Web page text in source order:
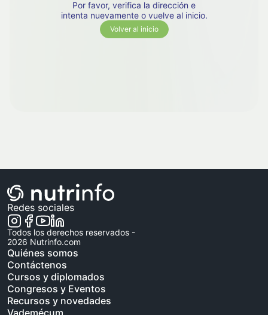
Por favor, verifica la dirección e
intenta nuevamente o vuelve al inicio.
Volver al inicio
Redes sociales
Todos los derechos reservados -
2026 Nutrinfo.com
Quiénes somos
Contáctenos
Cursos y diplomados
Congresos y Eventos
Recursos y novedades
Vademécum